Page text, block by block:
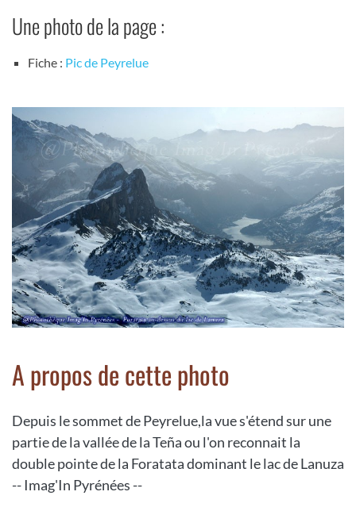
Une photo de la page :
Fiche : Pic de Peyrelue
A propos de cette photo
Depuis le sommet de Peyrelue,la vue s'étend sur une
partie de la vallée de la Teña ou l'on reconnait la
double pointe de la Foratata dominant le lac de Lanuza
-- Imag'In Pyrénées --